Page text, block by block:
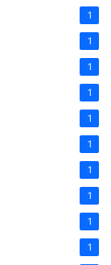
1
1
1
1
1
1
1
1
1
1